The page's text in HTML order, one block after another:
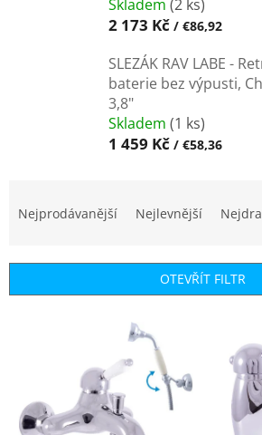
Skladem (2 ks)
2 173 Kč / €86,92
SLEZÁK RAV LABE -
baterie bez výpusti,
3,8"
Skladem (1 ks)
1 459 Kč / €58,36
n
í
Nejprodávanější Nejlevnější
OTEVŘÍT FILTR